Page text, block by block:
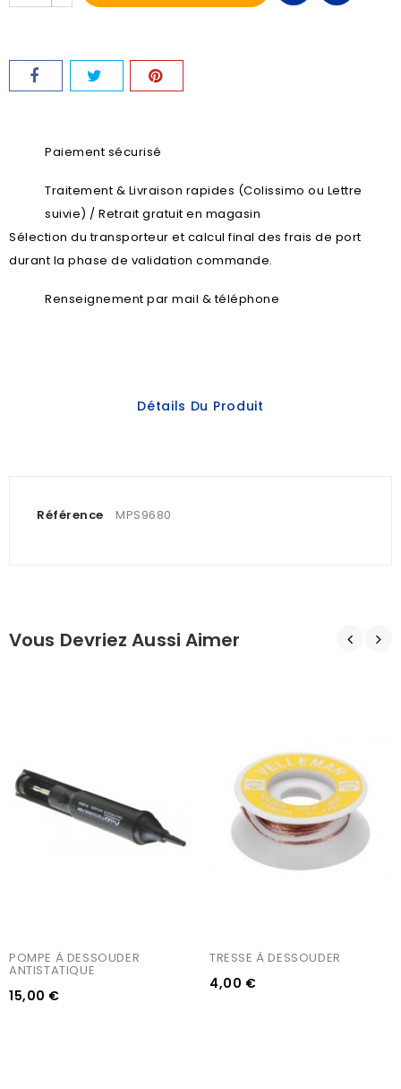
Paiement sécurisé
Traitement & Livraison rapides (Colissimo ou Lettre
suivie) / Retrait gratuit en magasin
Sélection du transporteur et calcul final des frais de port
durant la phase de validation commande.
Renseignement par mail & téléphone
Détails Du Produit
Référence MPS9680
Vous Devriez Aussi Aimer
POMPE À DESSOUDER
ANTISTATIQUE
15,00 €
TRESSE À DESSOUDER
4,00 €